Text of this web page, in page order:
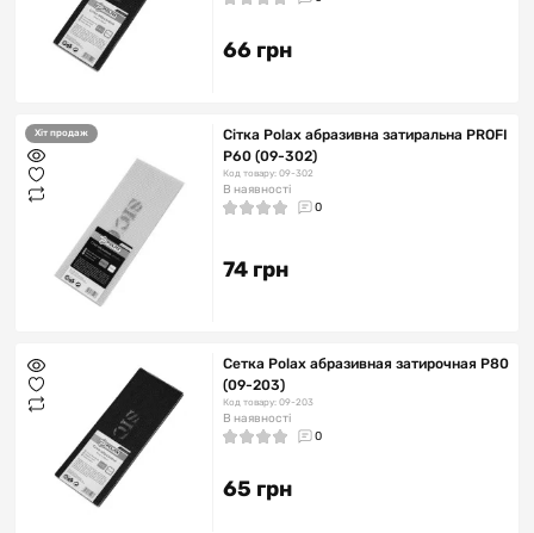
66 грн
Хіт продаж
Сітка Polax абразивна затиральна PROFI
Р60 (09-302)
Код товару: 09-302
В наявності
0
74 грн
Сетка Polax абразивная затирочная Р80
(09-203)
Код товару: 09-203
В наявності
0
65 грн